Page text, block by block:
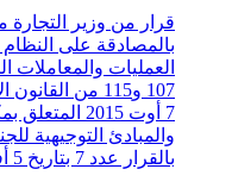
بالمصادقة على
العمليات والمعاملات
7 أوت 2015
والمبادئ التوجيهية
بالقرار عدد 7 بتاريخ 5 أفريل 2018